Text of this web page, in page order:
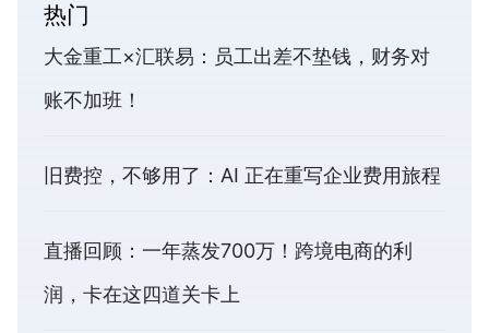
热门
大金重工×汇联易：员工出差不垫钱，财务对
账不加班！
旧费控，不够用了：AI 正在重写企业费用旅程
直播回顾：一年蒸发700万！跨境电商的利
润，卡在这四道关卡上